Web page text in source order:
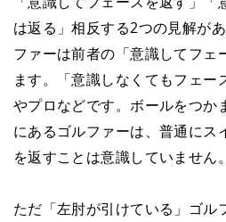
は返る」相反する2つの見解が
ファーは前者の「意識してフェ
ます。「意識しなくてもフェー
やプロなどです。ボールをつか
にあるゴルファーは、普通にス
を返すことは意識していません。
ただ「左肘が引けている」ゴル